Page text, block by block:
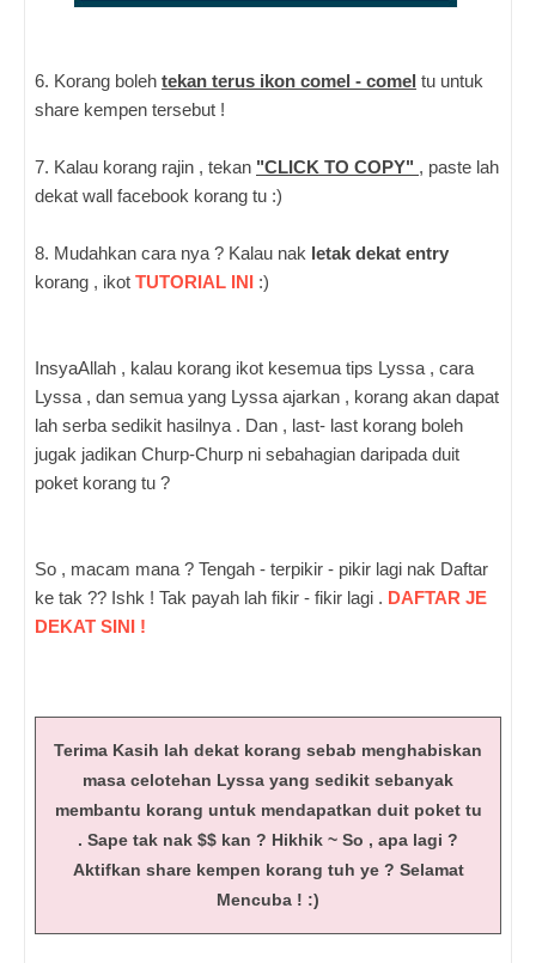
6. Korang boleh tekan terus ikon comel - comel tu untuk
share kempen tersebut !
7. Kalau korang rajin , tekan "CLICK TO COPY" , paste lah
dekat wall facebook korang tu :)
8. Mudahkan cara nya ? Kalau nak letak dekat entry
korang , ikot TUTORIAL INI :)
InsyaAllah , kalau korang ikot kesemua tips Lyssa , cara
Lyssa , dan semua yang Lyssa ajarkan , korang akan dapat
lah serba sedikit hasilnya . Dan , last- last korang boleh
jugak jadikan Churp-Churp ni sebahagian daripada duit
poket korang tu ?
So , macam mana ? Tengah - terpikir - pikir lagi nak Daftar
ke tak ?? Ishk ! Tak payah lah fikir - fikir lagi . DAFTAR JE
DEKAT SINI !
Terima Kasih lah dekat korang sebab menghabiskan
masa celotehan Lyssa yang sedikit sebanyak
membantu korang untuk mendapatkan duit poket tu
. Sape tak nak $$ kan ? Hikhik ~ So , apa lagi ?
Aktifkan share kempen korang tuh ye ? Selamat
Mencuba ! :)